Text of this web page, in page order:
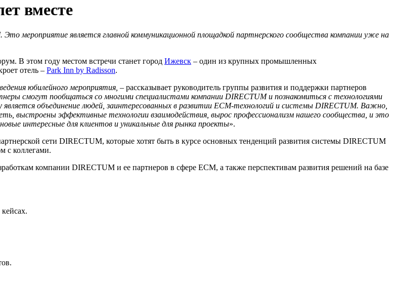
вместе
мероприятие является главной коммуникационной площадкой партнерского сообщества компании уже на
В этом году местом встречи станет город Ижевск – один из крупных промышленных
отель – Park Inn by Radisson.
юбилейного мероприятия, – рассказывает руководитель группы развития и поддержки партнеров
смогут пообщаться со многими специалистами компании DIRECTUM и познакомиться с технологиями
объединение людей, заинтересованных в развитии ECM-технологий и системы DIRECTUM. Важно,
выстроены эффективные технологии взаимодействия, вырос профессионализм нашего сообщества, и это
интересные для клиентов и уникальные для рынка проекты».
сети DIRECTUM, которые хотят быть в курсе основных тенденций развития системы DIRECTUM
с коллегами.
компании DIRECTUM и ее партнеров в сфере ECM, а также перспективам развития решений на базе